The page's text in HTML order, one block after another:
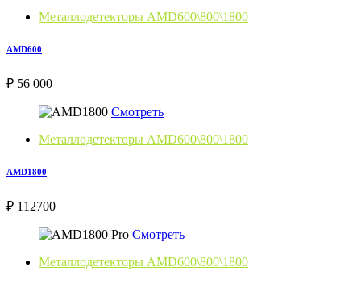
Металлодетекторы AMD600\800\1800
AMD600
₽ 56 000
Смотреть
Металлодетекторы AMD600\800\1800
AMD1800
₽ 112700
Смотреть
Металлодетекторы AMD600\800\1800